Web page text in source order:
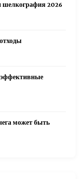
шелкография 2026
может быть